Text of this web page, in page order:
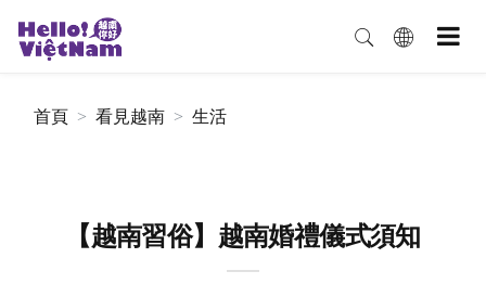
首頁 看見越南 生活
【越南習俗】越南婚禮儀式須知